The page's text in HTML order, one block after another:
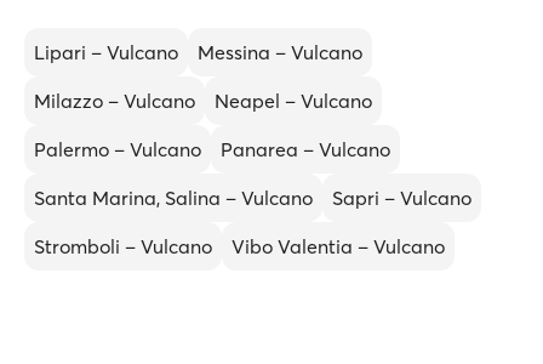
Lipari – Vulcano
Messina – Vulcano
Milazzo – Vulcano
Neapel – Vulcano
Palermo – Vulcano
Panarea – Vulcano
Santa Marina, Salina – Vulcano
Sapri – Vulcano
Stromboli – Vulcano
Vibo Valentia – Vulcano